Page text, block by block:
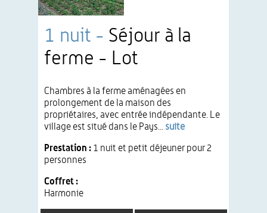
1 nuit - Séjour à la
ferme - Lot
Chambres à la ferme aménagées en
prolongement de la maison des
propriétaires, avec entrée indépendante. Le
village est situé dans le Pays... suite
Prestation : 1 nuit et petit déjeuner pour 2
personnes
Coffret :
Harmonie